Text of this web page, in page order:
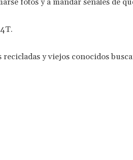
recicladas y viejos conocidos